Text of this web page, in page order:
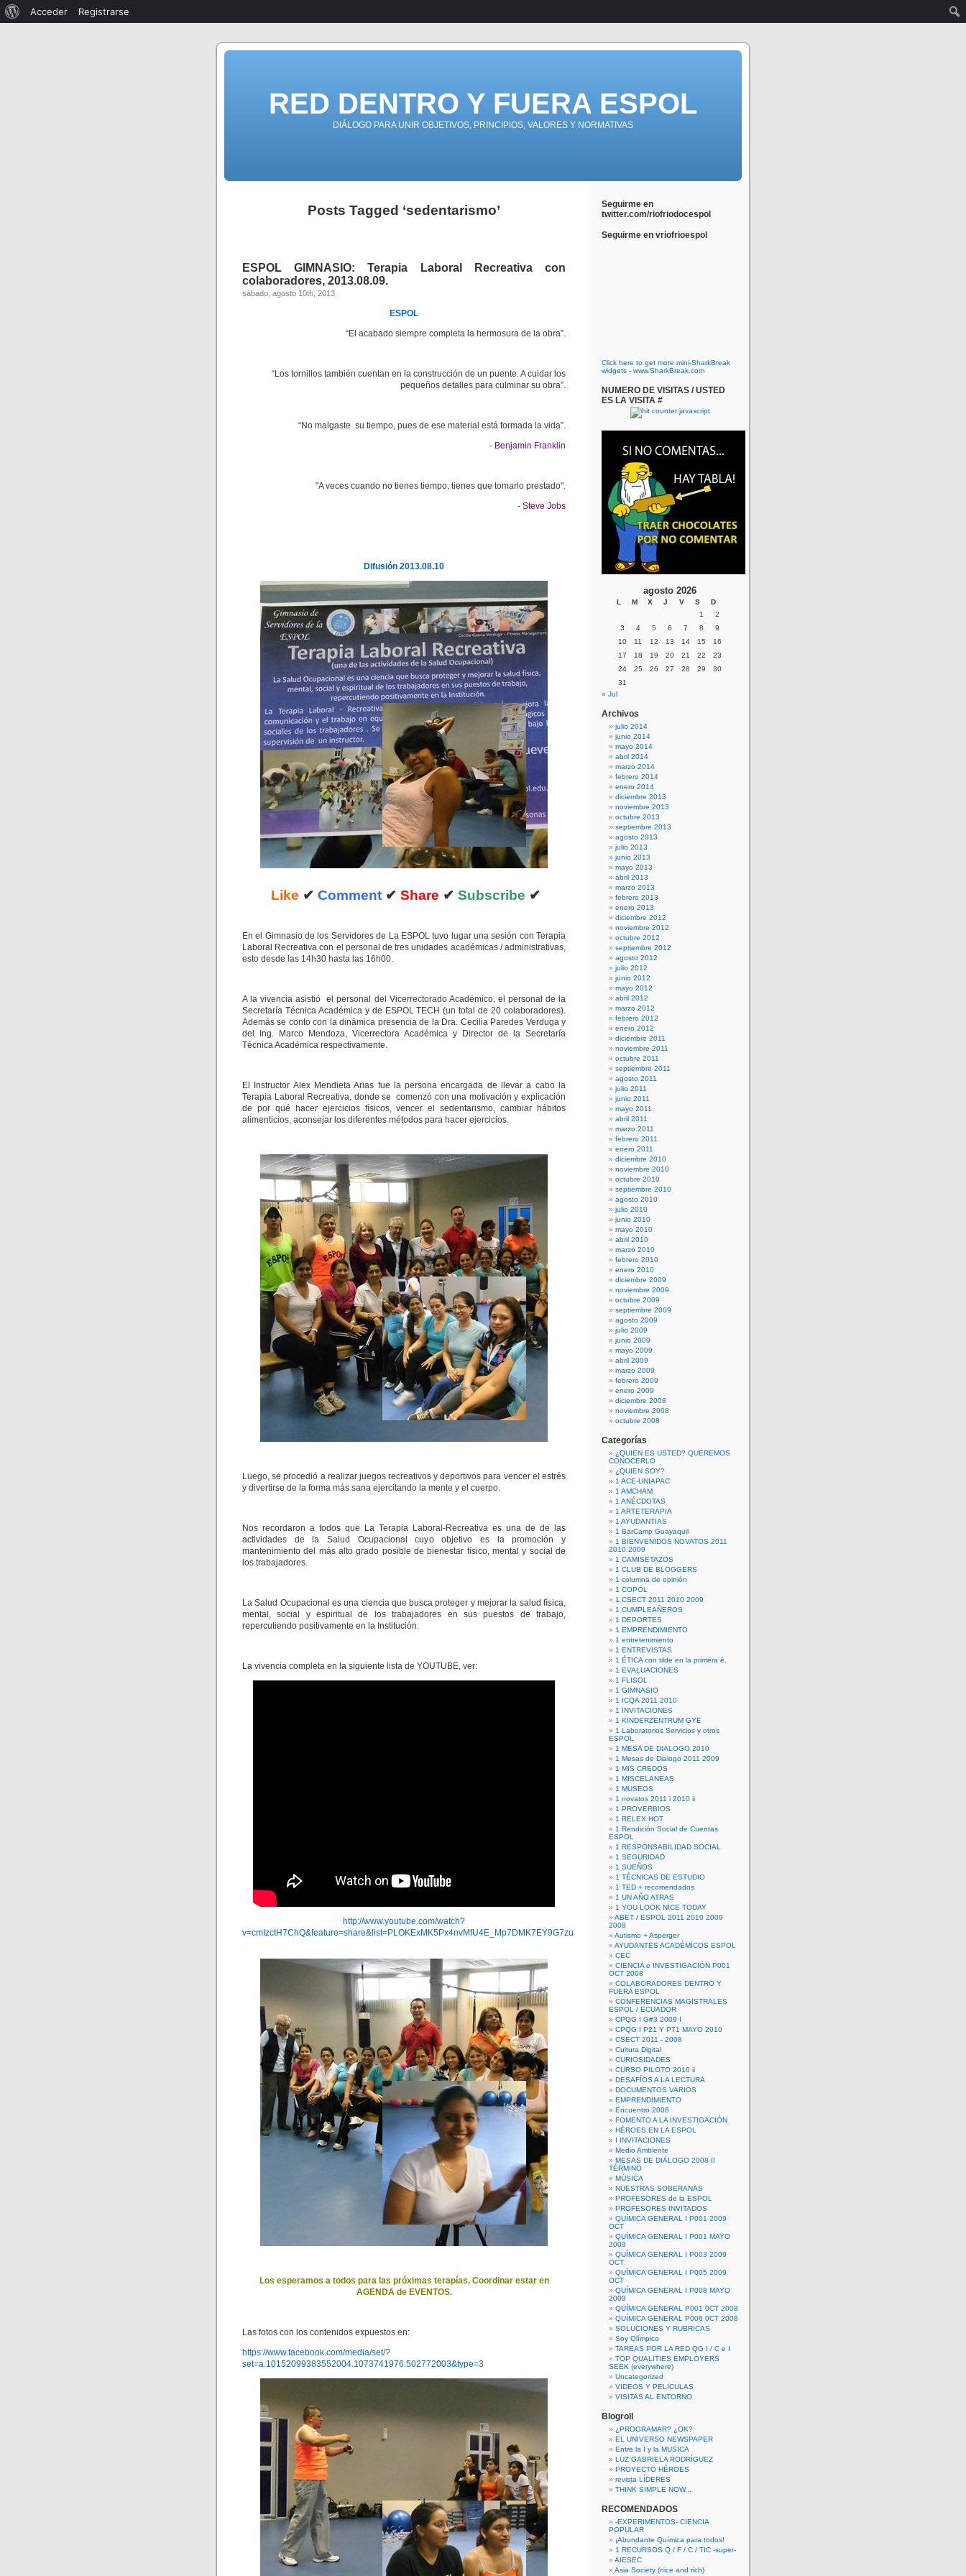
RED DENTRO Y FUERA ESPOL
DIÁLOGO PARA UNIR OBJETIVOS, PRINCIPIOS, VALORES Y NORMATIVAS
Posts Tagged ‘sedentarismo’
ESPOL GIMNASIO: Terapia Laboral Recreativa con
colaboradores, 2013.08.09.
sábado, agosto 10th, 2013
ESPOL
“El acabado siempre completa la hermosura de la obra”.
“Los tornillos también cuentan en la construcción de un puente. A cuidar los
pequeños detalles para culminar su obra”.
“No malgaste su tiempo, pues de ese material está formada la vida”.
- Benjamin Franklin
"A veces cuando no tienes tiempo, tienes que tomarlo prestado".
- Steve Jobs
Difusión 2013.08.10
Like ✔ Comment ✔ Share ✔ Subscribe ✔
En el Gimnasio de los Servidores de La ESPOL tuvo lugar una sesión con Terapia
Laboral Recreativa con el personal de tres unidades académicas / administrativas,
esto desde las 14h30 hasta las 16h00.
A la vivencia asistió el personal del Vicerrectorado Académico, el personal de la
Secretaría Técnica Académica y de ESPOL TECH (un total de 20 colaboradores).
Además se conto con la dinámica presencia de la Dra. Cecilia Paredes Verduga y
del Ing. Marco Mendoza, Vicerrectora Académica y Director de la Secretaría
Técnica Académica respectivamente.
El Instructor Alex Mendieta Arias fue la persona encargada de llevar a cabo la
Terapia Laboral Recreativa, donde se comenzó con una motivación y explicación
de por qué hacer ejercicios físicos, vencer el sedentarismo, cambiar hábitos
alimenticios, aconsejar los diferentes métodos para hacer ejercicios.
Luego, se procedió a realizar juegos recreativos y deportivos para vencer el estrés
y divertirse de la forma más sana ejercitando la mente y el cuerpo.
Nos recordaron a todos que La Terapia Laboral-Recreativa es una de de las
actividades de la Salud Ocupacional cuyo objetivo es la promoción y
mantenimiento del más alto grado posible de bienestar físico, mental y social de
los trabajadores.
La Salud Ocupacional es una ciencia que busca proteger y mejorar la salud física,
mental, social y espiritual de los trabajadores en sus puestos de trabajo,
repercutiendo positivamente en la Institución.
La vivencia completa en la siguiente lista de YOUTUBE, ver:
http://www.youtube.com/watch?
v=cmIzctH7ChQ&feature=share&list=PLOKExMK5Px4nvMfU4E_Mp7DMK7EY9G7zu
Los esperamos a todos para las próximas terapías. Coordinar estar en
AGENDA de EVENTOS.
Las fotos con los contenidos expuestos en:
https://www.facebook.com/media/set/?
set=a.10152099383552004.1073741976.502772003&type=3
Seguirme en
twitter.com/riofriodocespol
Seguirme en vriofrioespol
Click here to get more mini-SharkBreak
widgets - www.SharkBreak.com
NUMERO DE VISITAS / USTED
ES LA VISITA #
agosto 2026
L M X J V S
D
1
2
3
4 5 6 7 8
9
10
11 12 13 14 15
16
17
18 19 20 21 22
23
24
25 26 27 28 29
30
31
« Jul
Archivos
julio 2014
junio 2014
mayo 2014
abril 2014
marzo 2014
febrero 2014
enero 2014
diciembre 2013
noviembre 2013
octubre 2013
septiembre 2013
agosto 2013
julio 2013
junio 2013
mayo 2013
abril 2013
marzo 2013
febrero 2013
enero 2013
diciembre 2012
noviembre 2012
octubre 2012
septiembre 2012
agosto 2012
julio 2012
junio 2012
mayo 2012
abril 2012
marzo 2012
febrero 2012
enero 2012
diciembre 2011
noviembre 2011
octubre 2011
septiembre 2011
agosto 2011
julio 2011
junio 2011
mayo 2011
abril 2011
marzo 2011
febrero 2011
enero 2011
diciembre 2010
noviembre 2010
octubre 2010
septiembre 2010
agosto 2010
julio 2010
junio 2010
mayo 2010
abril 2010
marzo 2010
febrero 2010
enero 2010
diciembre 2009
noviembre 2009
octubre 2009
septiembre 2009
agosto 2009
julio 2009
junio 2009
mayo 2009
abril 2009
marzo 2009
febrero 2009
enero 2009
diciembre 2008
noviembre 2008
octubre 2008
Categorías
¿QUIEN ES USTED? QUEREMOS
CONOCERLO
¿QUIEN SOY?
1 ACE-UNIAPAC
1 AMCHAM
1 ANÉCDOTAS
1 ARTETERAPIA
1 AYUDANTIAS
1 BarCamp Guayaquil
1 BIENVENIDOS NOVATOS 2011
2010 2009
1 CAMISETAZOS
1 CLUB DE BLOGGERS
1 columna de opinión
1 COPOL
1 CSECT 2011 2010 2009
1 CUMPLEAÑEROS
1 DEPORTES
1 EMPRENDIMIENTO
1 entretenimiento
1 ENTREVISTAS
1 ÉTICA con tilde en la primera é.
1 EVALUACIONES
1 FLISOL
1 GIMNASIO
1 ICQA 2011 2010
1 INVITACIONES
1 KINDERZENTRUM GYE
1 Laboratorios Servicios y otros
ESPOL
1 MESA DE DIALOGO 2010
1 Mesas de Dialogo 2011 2009
1 MIS CREDOS
1 MISCELANEAS
1 MUSEOS
1 novatos 2011 i 2010 ii
1 PROVERBIOS
1 RELEX HOT
1 Rendición Social de Cuentas
ESPOL
1 RESPONSABILIDAD SOCIAL
1 SEGURIDAD
1 SUEÑOS
1 TÉCNICAS DE ESTUDIO
1 TED + recomendados
1 UN AÑO ATRAS
1 YOU LOOK NICE TODAY
ABET / ESPOL 2011 2010 2009
2008
Autismo + Asperger
AYUDANTES ACADÉMICOS ESPOL
CEC
CIENCIA e INVESTIGACIÓN P001
OCT 2008
COLABORADORES DENTRO Y
FUERA ESPOL
CONFERENCIAS MAGISTRALES
ESPOL / ECUADOR
CPQG I G#3 2009 I
CPQG I P21 Y P71 MAYO 2010
CSECT 2011 - 2008
Cultura Digital
CURIOSIDADES
CURSO PILOTO 2010 ii
DESAFÍOS A LA LECTURA
DOCUMENTOS VARIOS
EMPRENDIMIENTO
Encuentro 2008
FOMENTO A LA INVESTIGACIÓN
HÉROES EN LA ESPOL
I INVITACIONES
Medio Ambiente
MESAS DE DIÁLOGO 2008 II
TÉRMINO
MÚSICA
NUESTRAS SOBERANAS
PROFESORES de la ESPOL
PROFESORES INVITADOS
QUÍMICA GENERAL I P001 2009
OCT
QUÍMICA GENERAL I P001 MAYO
2009
QUÍMICA GENERAL I P003 2009
OCT
QUÍMICA GENERAL I P005 2009
OCT
QUÍMICA GENERAL I P008 MAYO
2009
QUÍMICA GENERAL P001 0CT 2008
QUÍMICA GENERAL P006 0CT 2008
SOLUCIONES Y RUBRICAS
Soy Olímpico
TAREAS POR LA RED QG I / C e I
TOP QUALITIES EMPLOYERS
SEEK (everywhere)
Uncategorized
VIDEOS Y PELICULAS
VISITAS AL ENTORNO
Blogroll
¿PROGRAMAR? ¿OK?
EL UNIVERSO NEWSPAPER
Entre la I y la MUSICA
LUZ GABRIELA RODRÍGUEZ
PROYECTO HÉROES
revista LÍDERES
THINK SIMPLE NOW...
RECOMENDADOS
-EXPERIMENTOS- CIENCIA
POPULAR
¡Abundante Química para todos!
1 RECURSOS Q / F / C / TIC -super-
AIESEC
Asia Society (nice and rich)
Acceder Registrarse